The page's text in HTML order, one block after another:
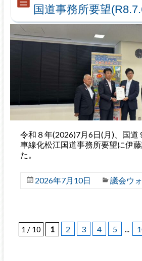
国道事務所要望
令和８年(2026)7月6日(月)、国道
車線化松江国道事務所要望に伊
た。
2026年7月10日 議会ウ
1 / 10 1 2 3 4 5 ...